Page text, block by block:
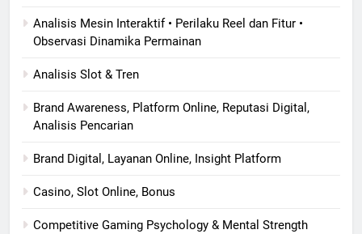
Analisis Mesin Interaktif • Perilaku Reel dan Fitur •
Observasi Dinamika Permainan
Analisis Slot & Tren
Brand Awareness, Platform Online, Reputasi Digital,
Analisis Pencarian
Brand Digital, Layanan Online, Insight Platform
Casino, Slot Online, Bonus
Competitive Gaming Psychology & Mental Strength